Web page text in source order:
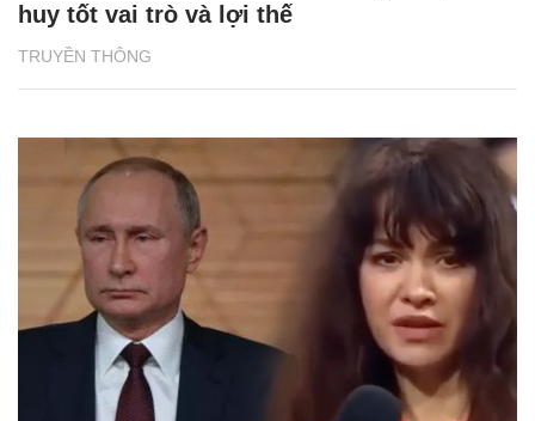
TRUYỀN THÔNG
huy tốt vai trò và lợi thế